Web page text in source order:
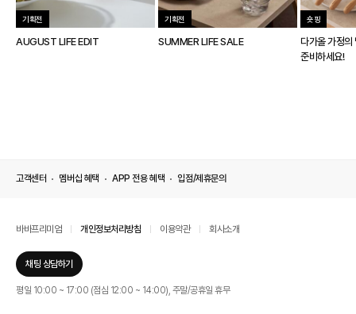
기획전
AUGUST LIFE EDIT
기획전
SUMMER LIFE SALE
숏핑
다가올 가정의
준비하세요!
고객센터 멤버십 혜택 APP 전용 혜택 입점/제휴문의
바바프리미엄 개인정보처리방침 이용약관 회사소개
채팅 상담하기
평일 10:00 ~ 17:00 (점심 12:00 ~ 14:00), 주말/공휴일 휴무